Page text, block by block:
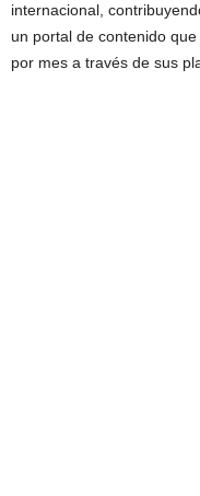
internacional,
un portal de contenido
por mes a través de sus